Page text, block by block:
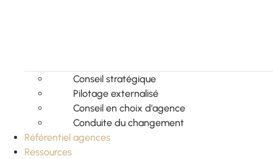
Conseil stratégique
Pilotage externalisé
Conseil en choix d’agence
Conduite du changement
Référentiel agences
Ressources